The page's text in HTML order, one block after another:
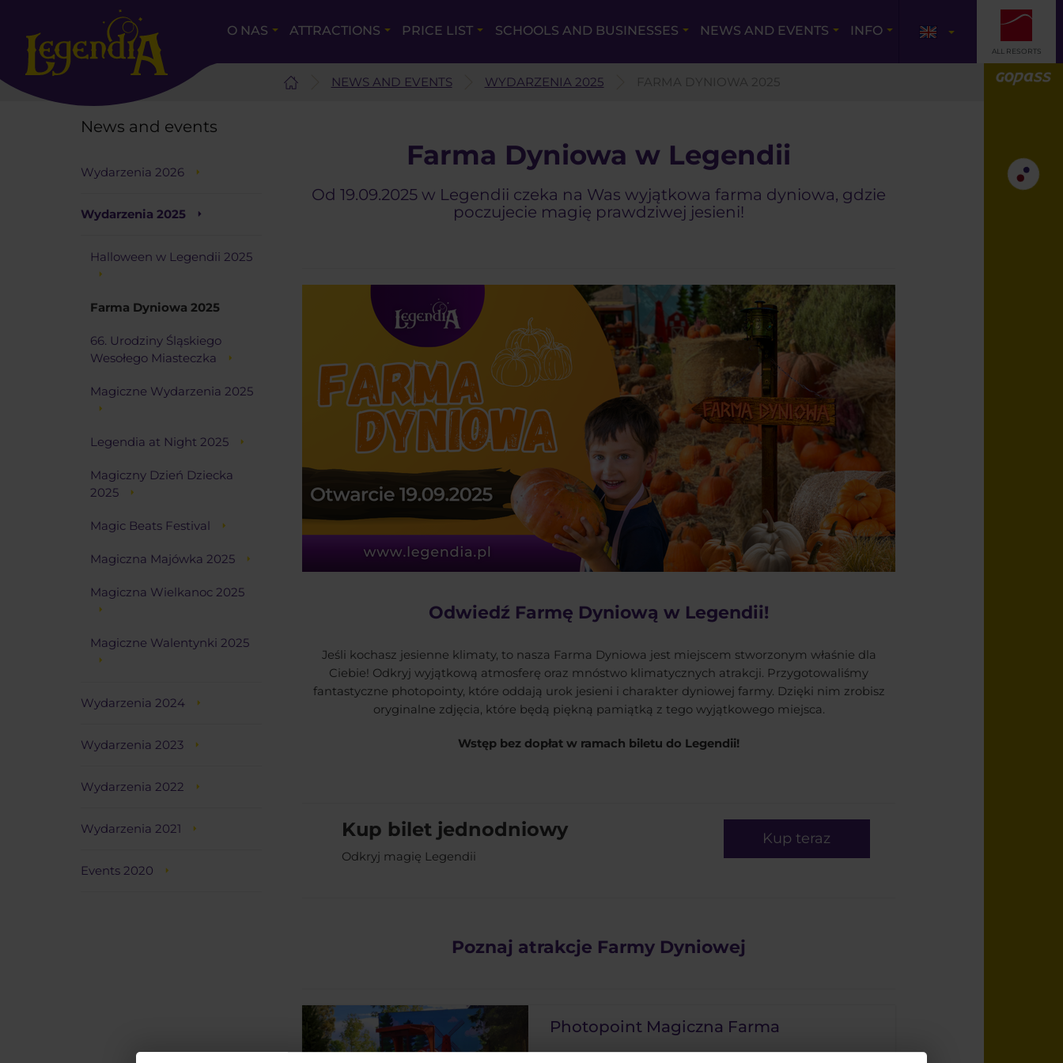
O NAS ATTRACTIONS PRICE LIST SCHOOLS AND BUSINESSES NEWS AND EVENTS INFO
ALL RESORTS
NEWS AND EVENTS WYDARZENIA 2025 FARMA DYNIOWA 2025
News and events
Wydarzenia 2026
Wydarzenia 2025
Halloween w Legendii 2025
Farma Dyniowa 2025
66. Urodziny Śląskiego
Wesołego Miasteczka
Magiczne Wydarzenia 2025
Legendia at Night 2025
Magiczny Dzień Dziecka
2025
Magic Beats Festival
Magiczna Majówka 2025
Magiczna Wielkanoc 2025
Magiczne Walentynki 2025
Wydarzenia 2024
Wydarzenia 2023
Wydarzenia 2022
Wydarzenia 2021
Events 2020
Farma Dyniowa w Legendii
Od 19.09.2025 w Legendii czeka na Was wyjątkowa farma dyniowa, gdzie
poczujecie magię prawdziwej jesieni!
Odwiedź Farmę Dyniową w Legendii!
Jeśli kochasz jesienne klimaty, to nasza Farma Dyniowa jest miejscem stworzonym właśnie dla
Ciebie! Odkryj wyjątkową atmosferę oraz mnóstwo klimatycznych atrakcji. Przygotowaliśmy
fantastyczne photopointy, które oddają urok jesieni i charakter dyniowej farmy. Dzięki nim zrobisz
oryginalne zdjęcia, które będą piękną pamiątką z tego wyjątkowego miejsca.
Wstęp bez dopłat w ramach biletu do Legendii!
Kup bilet jednodniowy
Odkryj magię Legendii
Kup teraz
Poznaj atrakcje Farmy Dyniowej
Photopoint Magiczna Farma